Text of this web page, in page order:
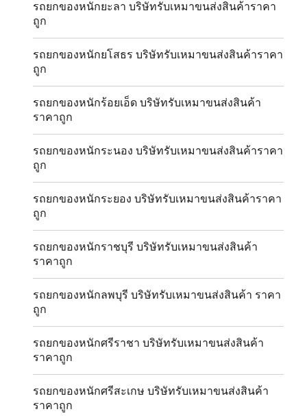
รถยกของหนักยะลา บริษัทรับเหมาขนส่งสินค้าราคา
ถูก
รถยกของหนักยโสธร บริษัทรับเหมาขนส่งสินค้าราคา
ถูก
รถยกของหนักร้อยเอ็ด บริษัทรับเหมาขนส่งสินค้า
ราคาถูก
รถยกของหนักระนอง บริษัทรับเหมาขนส่งสินค้าราคา
ถูก
รถยกของหนักระยอง บริษัทรับเหมาขนส่งสินค้าราคา
ถูก
รถยกของหนักราชบุรี บริษัทรับเหมาขนส่งสินค้า
ราคาถูก
รถยกของหนักลพบุรี บริษัทรับเหมาขนส่งสินค้า ราคา
ถูก
รถยกของหนักศรีราชา บริษัทรับเหมาขนส่งสินค้า
ราคาถูก
รถยกของหนักศรีสะเกษ บริษัทรับเหมาขนส่งสินค้า
ราคาถูก